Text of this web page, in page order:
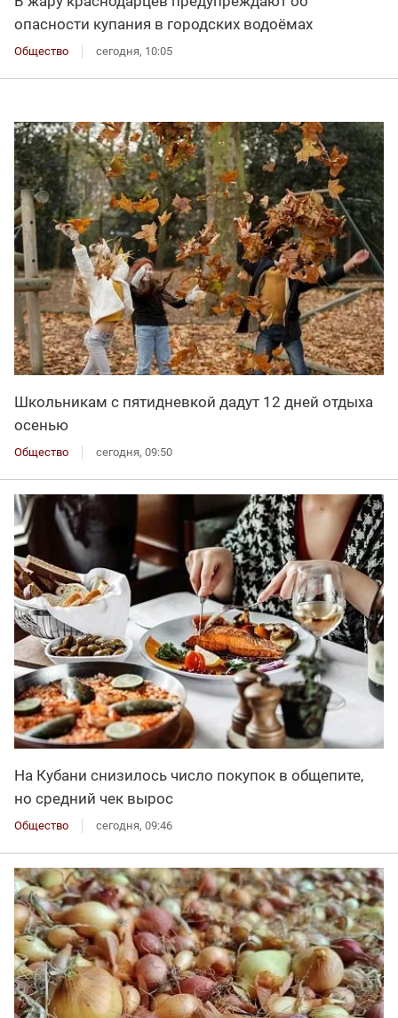
опасности купания в городских водоёмах
Общество сегодня, 10:05
Школьникам с пятидневкой дадут 12 дней отдыха
осенью
Общество сегодня, 09:50
На Кубани снизилось число покупок в общепите,
но средний чек вырос
Общество сегодня, 09:46